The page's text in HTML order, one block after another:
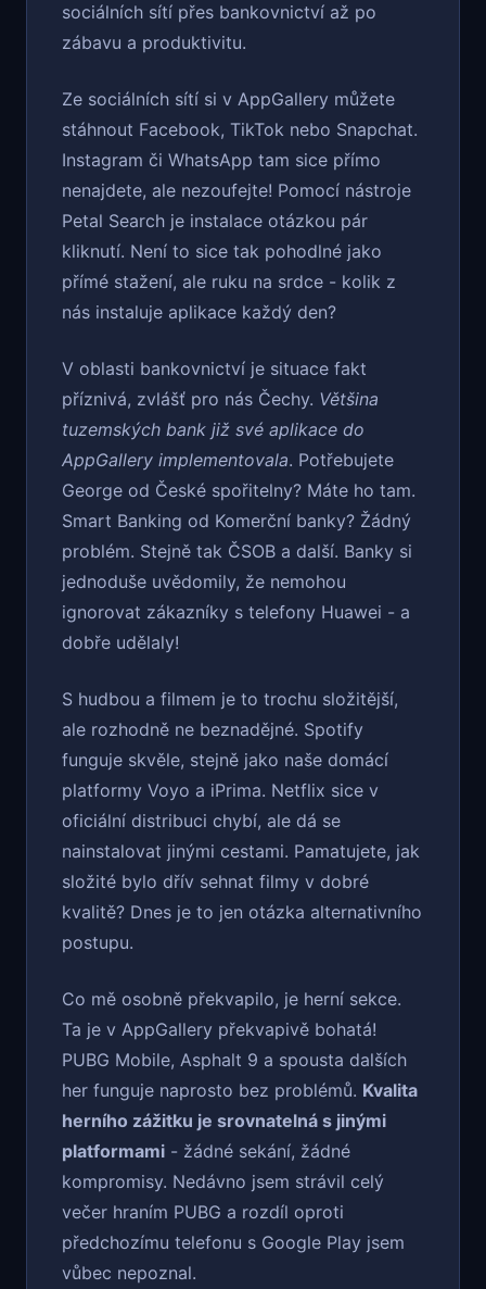
sociálních sítí přes bankovnictví až po
zábavu a produktivitu.
Ze sociálních sítí si v AppGallery můžete
stáhnout Facebook, TikTok nebo Snapchat.
Instagram či WhatsApp tam sice přímo
nenajdete, ale nezoufejte! Pomocí nástroje
Petal Search je instalace otázkou pár
kliknutí. Není to sice tak pohodlné jako
přímé stažení, ale ruku na srdce - kolik z
nás instaluje aplikace každý den?
V oblasti bankovnictví je situace fakt
příznivá, zvlášť pro nás Čechy. Většina
tuzemských bank již své aplikace do
AppGallery implementovala. Potřebujete
George od České spořitelny? Máte ho tam.
Smart Banking od Komerční banky? Žádný
problém. Stejně tak ČSOB a další. Banky si
jednoduše uvědomily, že nemohou
ignorovat zákazníky s telefony Huawei - a
dobře udělaly!
S hudbou a filmem je to trochu složitější,
ale rozhodně ne beznadějné. Spotify
funguje skvěle, stejně jako naše domácí
platformy Voyo a iPrima. Netflix sice v
oficiální distribuci chybí, ale dá se
nainstalovat jinými cestami. Pamatujete, jak
složité bylo dřív sehnat filmy v dobré
kvalitě? Dnes je to jen otázka alternativního
postupu.
Co mě osobně překvapilo, je herní sekce.
Ta je v AppGallery překvapivě bohatá!
PUBG Mobile, Asphalt 9 a spousta dalších
her funguje naprosto bez problémů. Kvalita
herního zážitku je srovnatelná s jinými
platformami - žádné sekání, žádné
kompromisy. Nedávno jsem strávil celý
večer hraním PUBG a rozdíl oproti
předchozímu telefonu s Google Play jsem
vůbec nepoznal.